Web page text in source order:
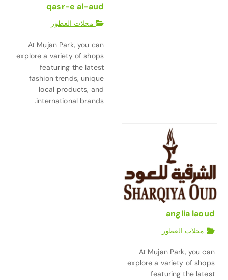
qasr-e al-aud
محلات العطور
At Mujan Park, you can
explore a variety of shops
featuring the latest
fashion trends, unique
local products, and
international brands.
anglia laoud
محلات العطور
At Mujan Park, you can
explore a variety of shops
featuring the latest